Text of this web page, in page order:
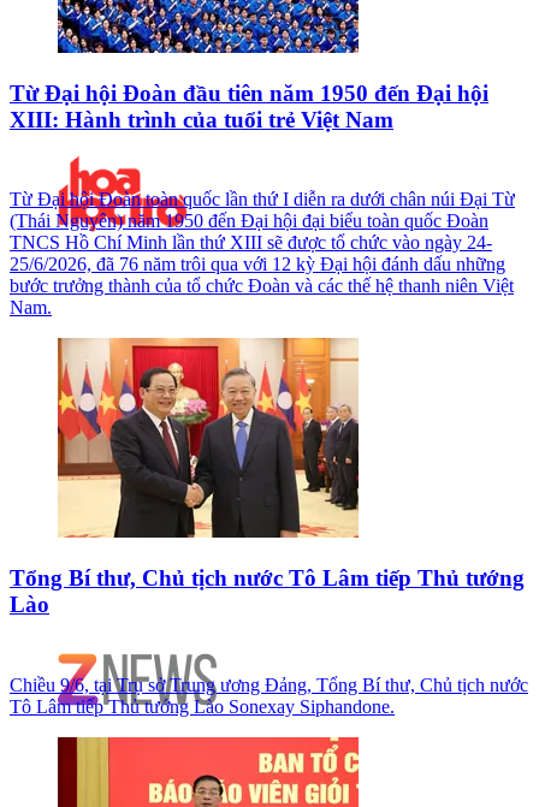
Từ Đại hội Đoàn đầu tiên năm 1950 đến Đại hội
XIII: Hành trình của tuổi trẻ Việt Nam
Từ Đại hội Đoàn toàn quốc lần thứ I diễn ra dưới chân núi Đại Từ
(Thái Nguyên) năm 1950 đến Đại hội đại biểu toàn quốc Đoàn
TNCS Hồ Chí Minh lần thứ XIII sẽ được tổ chức vào ngày 24-
25/6/2026, đã 76 năm trôi qua với 12 kỳ Đại hội đánh dấu những
bước trưởng thành của tổ chức Đoàn và các thế hệ thanh niên Việt
Nam.
Tổng Bí thư, Chủ tịch nước Tô Lâm tiếp Thủ tướng
Lào
Chiều 9/6, tại Trụ sở Trung ương Đảng, Tổng Bí thư, Chủ tịch nước
Tô Lâm tiếp Thủ tướng Lào Sonexay Siphandone.